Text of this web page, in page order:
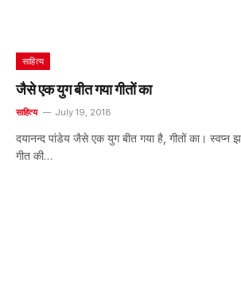
साहित्य
जैसे एक युग बीत गया गीतों का
साहित्य July 19, 2018
दयानन्द पांडेय जैसे एक युग बीत गया है, गीतों का।
गीत की…